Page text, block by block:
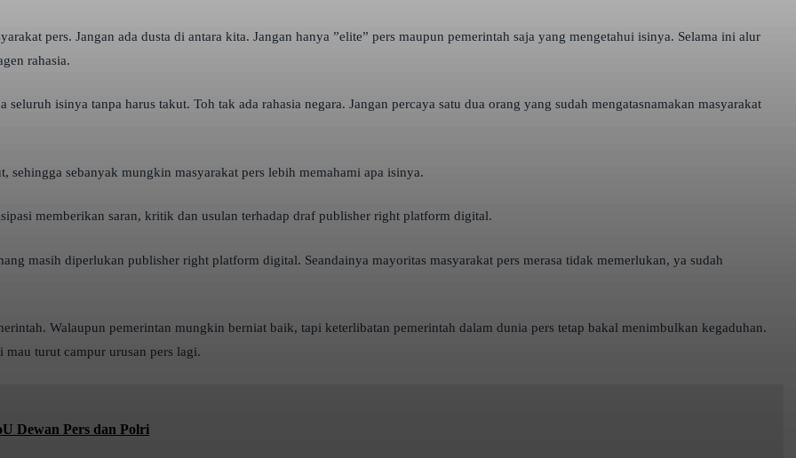
pers. Jangan ada dusta di antara kita. Jangan hanya ”elite” pers maupun pemerintah saja yang mengetahui isinya. Selama ini alur
rahasia.
isinya tanpa harus takut. Toh tak ada rahasia negara. Jangan percaya satu dua orang yang sudah mengatasnamakan masyarakat
sebanyak mungkin masyarakat pers lebih memahami apa isinya.
memberikan saran, kritik dan usulan terhadap draf publisher right platform digital.
masih diperlukan publisher right platform digital. Seandainya mayoritas masyarakat pers merasa tidak memerlukan, ya sudah
Walaupun pemerintan mungkin berniat baik, tapi keterlibatan pemerintah dalam dunia pers tetap bakal menimbulkan kegaduhan.
turut campur urusan pers lagi.
Dewan Pers dan Polri